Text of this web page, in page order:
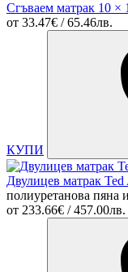
Сгъваем матрак 10 ×
от 33.47€ / 65.46лв.
КУПИ
Двулицев матрак
полиуретанова пяна
от 233.66€ / 457.00лв.